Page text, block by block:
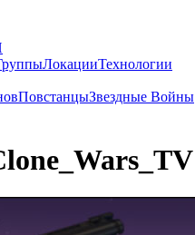
ЛокацииТехнологии
ПовстанцыЗвездные Войны